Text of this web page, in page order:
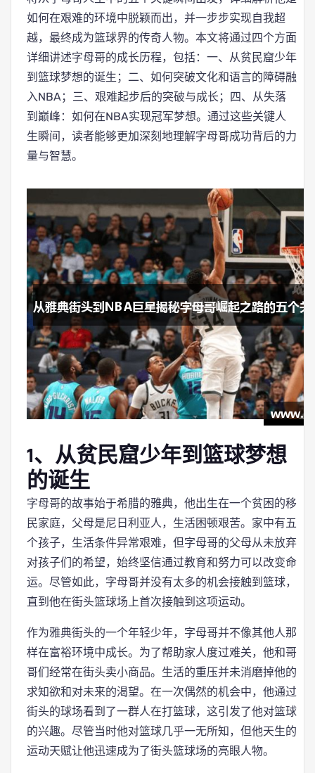
如何在艰难的环境中脱颖而出，并一步步实现自我超
越，最终成为篮球界的传奇人物。本文将通过四个方面
详细讲述字母哥的成长历程，包括：一、从贫民窟少年
到篮球梦想的诞生；二、如何突破文化和语言的障碍融
入NBA；三、艰难起步后的突破与成长；四、从失落
到巅峰：如何在NBA实现冠军梦想。通过这些关键人
生瞬间，读者能够更加深刻地理解字母哥成功背后的力
量与智慧。
1、从贫民窟少年到篮球梦想
的诞生
字母哥的故事始于希腊的雅典，他出生在一个贫困的移
民家庭，父母是尼日利亚人，生活困顿艰苦。家中有五
个孩子，生活条件异常艰难，但字母哥的父母从未放弃
对孩子们的希望，始终坚信通过教育和努力可以改变命
运。尽管如此，字母哥并没有太多的机会接触到篮球，
直到他在街头篮球场上首次接触到这项运动。
作为雅典街头的一个年轻少年，字母哥并不像其他人那
样在富裕环境中成长。为了帮助家人度过难关，他和哥
哥们经常在街头卖小商品。生活的重压并未消磨掉他的
求知欲和对未来的渴望。在一次偶然的机会中，他通过
街头的球场看到了一群人在打篮球，这引发了他对篮球
的兴趣。尽管当时他对篮球几乎一无所知，但他天生的
运动天赋让他迅速成为了街头篮球场的亮眼人物。